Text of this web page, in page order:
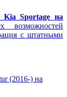
Kia Sportage на
возможностей
с штатными